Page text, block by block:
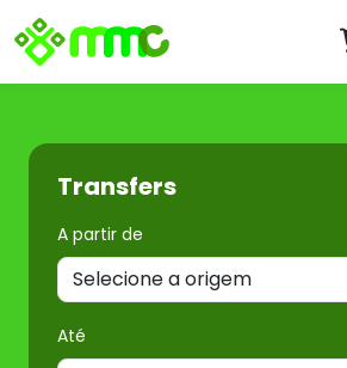
Transfers
A partir de
Até